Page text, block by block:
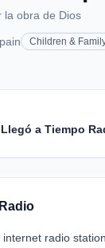
la obra de Dios
Children &
a Tiempo
radio